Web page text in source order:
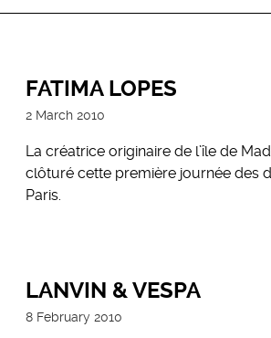
FATIMA LOPES
2 March 2010
La créatrice originaire de l’île de
clôturé cette première journée des
Paris.
LANVIN & VESPA
8 February 2010